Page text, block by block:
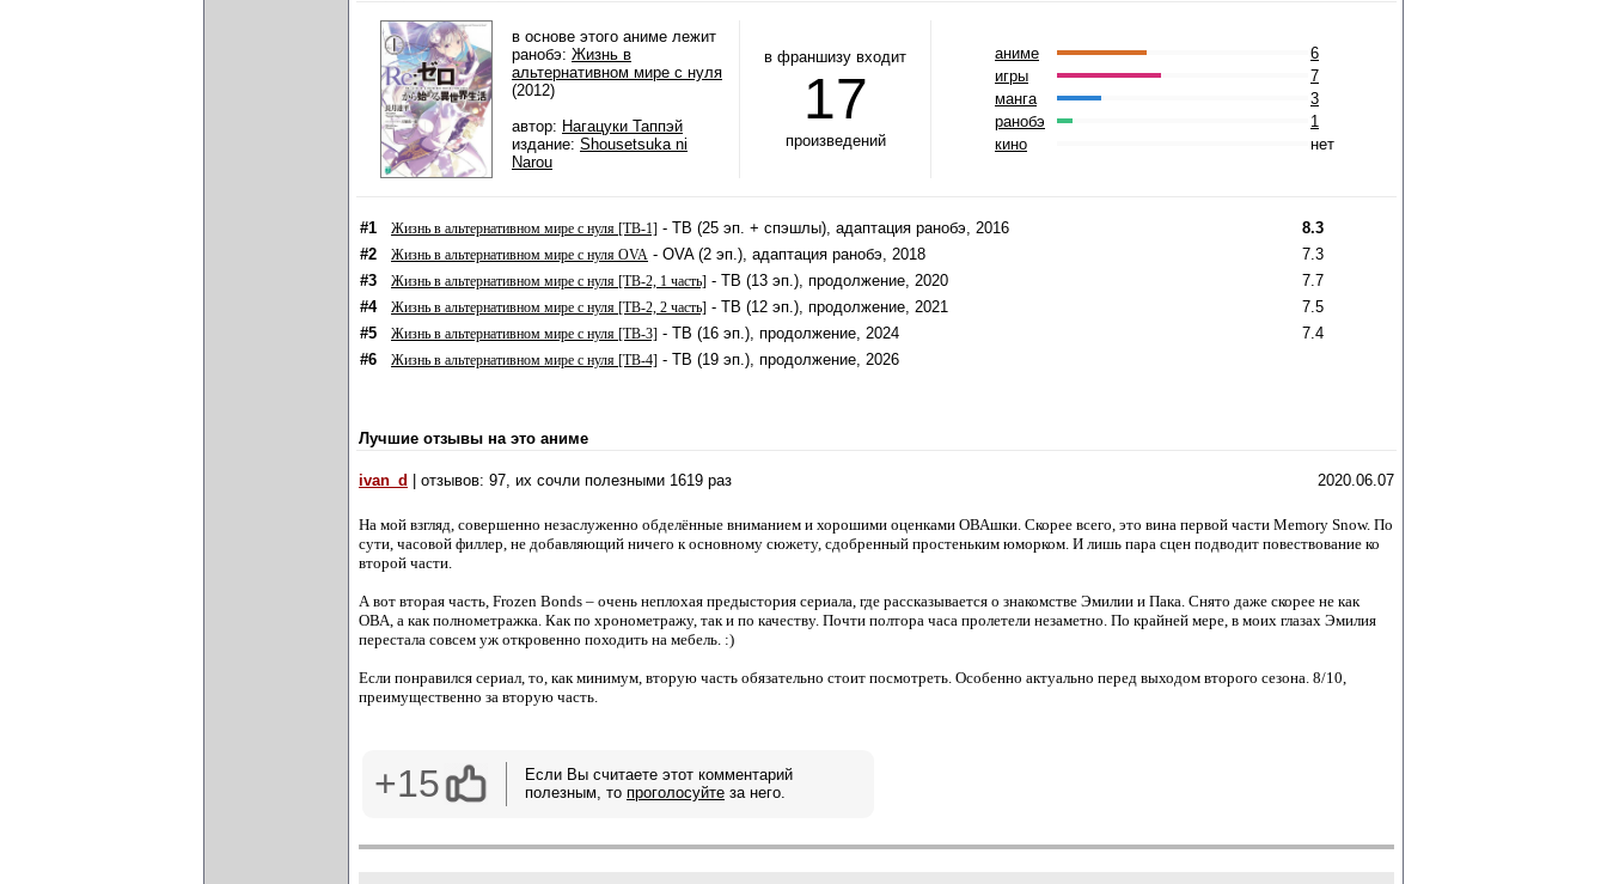
в основе этого аниме лежит
ранобэ: Жизнь в
альтернативном мире с нуля
(2012)
автор: Нагацуки Таппэй
издание: Shousetsuka ni
Narou
в франшизу входит
17
произведений
аниме
6
игры
7
манга
3
ранобэ
1
кино
нет
#1 Жизнь в альтернативном мире с нуля [ТВ-1] - ТВ (25 эп. + спэшлы), адаптация ранобэ, 2016
8.3
#2
Жизнь в альтернативном мире с нуля OVA - OVA (2 эп.), адаптация ранобэ, 2018
7.3
#3
Жизнь в альтернативном мире с нуля [ТВ-2, 1 часть] - ТВ (13 эп.), продолжение, 2020
7.7
#4
Жизнь в альтернативном мире с нуля [ТВ-2, 2 часть] - ТВ (12 эп.), продолжение, 2021
7.5
#5
Жизнь в альтернативном мире с нуля [ТВ-3] - ТВ (16 эп.), продолжение, 2024
7.4
#6
Жизнь в альтернативном мире с нуля [ТВ-4] - ТВ (19 эп.), продолжение, 2026
Лучшие отзывы на это аниме
ivan_d | отзывов: 97, их сочли полезными 1619 раз 2020.06.07
На мой взгляд, совершенно незаслуженно обделённые вниманием и хорошими оценками ОВАшки. Скорее всего, это вина первой части Memory Snow. По
сути, часовой филлер, не добавляющий ничего к основному сюжету, сдобренный простеньким юморком. И лишь пара сцен подводит повествование ко
второй части.
А вот вторая часть, Frozen Bonds – очень неплохая предыстория сериала, где рассказывается о знакомстве Эмилии и Пака. Снято даже скорее не как
ОВА, а как полнометражка. Как по хронометражу, так и по качеству. Почти полтора часа пролетели незаметно. По крайней мере, в моих глазах Эмилия
перестала совсем уж откровенно походить на мебель. :)
Если понравился сериал, то, как минимум, вторую часть обязательно стоит посмотреть. Особенно актуально перед выходом второго сезона. 8/10,
преимущественно за вторую часть.
+15
Если Вы считаете этот комментарий
полезным, то проголосуйте за него.